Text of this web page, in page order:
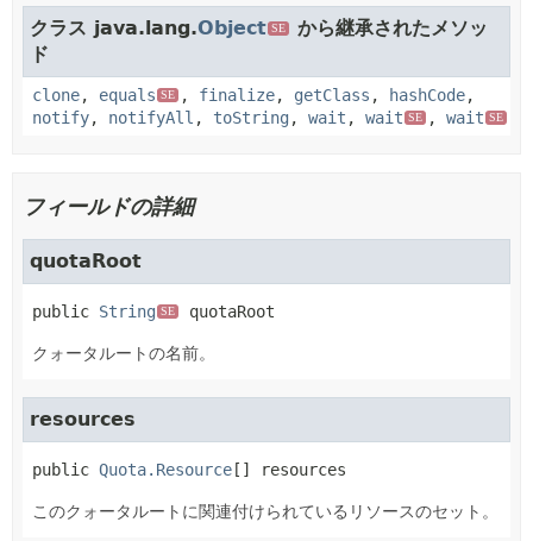
クラス java.lang.Object SE
から継承されたメソッ
ド
clone, equals SE , finalize, getClass , hashCode,
notify, notifyAll , toString , wait , wait SE , wait SE
フィールドの詳細
quotaRoot
public String SE quotaRoot
クォータルートの名前。
resources
public Quota.Resource [] resources
このクォータルートに関連付けられているリソースのセット。